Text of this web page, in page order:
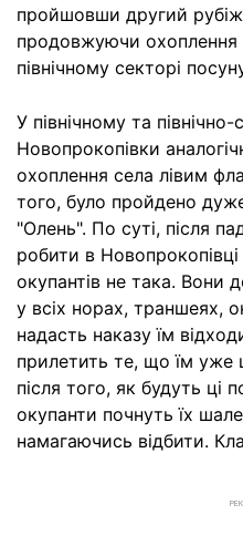
пройшовши другий рубіж
продовжуючи охоплення
північному секторі
У північному та
Новопрокопівки
охоплення села лівим
того, було пройдено
"Олень". По суті, після
робити в
окупантів не така. Вони
у всіх норах, траншеях,
надасть наказу їм
прилетить те, що їм уже
після того, як будуть ці
окупанти почнуть їх
намагаючись відбити.